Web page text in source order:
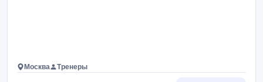
Москва Тренеры